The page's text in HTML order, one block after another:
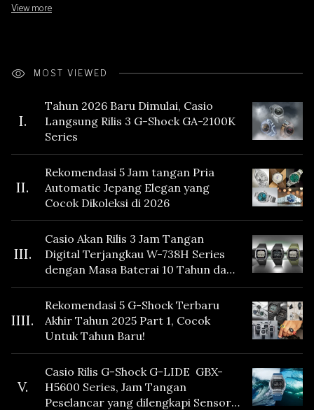
View more
MOST VIEWED
I.
Tahun 2026 Baru Dimulai, Casio
Langsung Rilis 3 G-Shock GA-2100K
Series
II.
Rekomendasi 5 Jam tangan Pria
Automatic Jepang Elegan yang
Cocok Dikoleksi di 2026
III.
Casio Akan Rilis 3 Jam Tangan
Digital Terjangkau W-738H Series
dengan Masa Baterai 10 Tahun dan
Fitur Vibration
IIII.
Rekomendasi 5 G-Shock Terbaru
Akhir Tahun 2025 Part 1, Cocok
Untuk Tahun Baru!
V.
Casio Rilis G-Shock G-LIDE GBX-
H5600 Series, Jam Tangan
Peselancar yang dilengkapi Sensor